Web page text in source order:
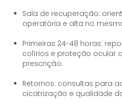
Sala de recuperação:
operatória e alta no
Primeiras 24-48 horas:
colírios e proteção ocular
prescrição.
Retornos: consultas para
cicatrização e qualidade